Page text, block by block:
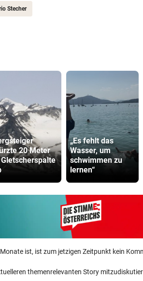
Stecher
20 Meter
„Es fehlt das
Wasser, um
schwimmen zu
lernen“
ist, ist zum jetzigen Zeitpunkt kein
themenrelevanten Story